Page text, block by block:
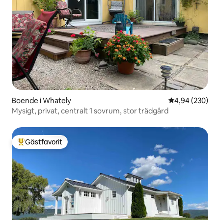
Boende i Whately 4,94 av 5 i
4,94 (230)
Mysigt, privat, centralt 1 sovrum, stor trädgård
Populär gästfavorit
Gästfavorit